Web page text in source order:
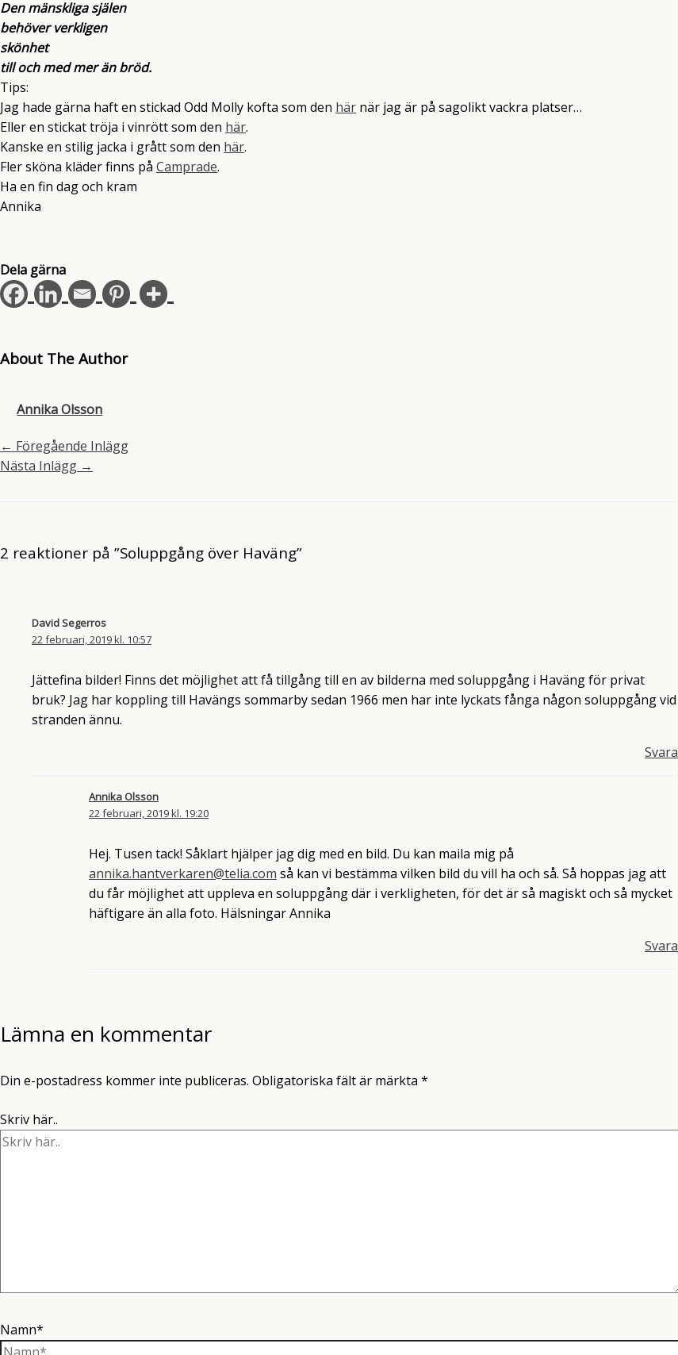
Den mänskliga själen
behöver verkligen
skönhet
till och med mer än bröd.
Tips:
Jag hade gärna haft en stickad Odd Molly kofta som den här när jag är på sagolikt vackra platser…
Eller en stickat tröja i vinrött som den här.
Kanske en stilig jacka i grått som den här.
Fler sköna kläder finns på Camprade.
Ha en fin dag och kram
Annika
Dela gärna
About The Author
Annika Olsson
← Föregående Inlägg
Nästa Inlägg →
2 reaktioner på ”Soluppgång över Haväng”
David Segerros
22 februari, 2019 kl. 10:57
Jättefina bilder! Finns det möjlighet att få tillgång till en av bilderna med soluppgång i Haväng för privat
bruk? Jag har koppling till Havängs sommarby sedan 1966 men har inte lyckats fånga någon soluppgång vid
stranden ännu.
Svara
Annika Olsson
22 februari, 2019 kl. 19:20
Hej. Tusen tack! Såklart hjälper jag dig med en bild. Du kan maila mig på
annika.hantverkaren@telia.com så kan vi bestämma vilken bild du vill ha och så. Så hoppas jag att
du får möjlighet att uppleva en soluppgång där i verkligheten, för det är så magiskt och så mycket
häftigare än alla foto. Hälsningar Annika
Svara
Lämna en kommentar
Din e-postadress kommer inte publiceras. Obligatoriska fält är märkta *
Skriv här..
Namn*